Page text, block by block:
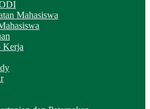
Mahasiswa
Kerja